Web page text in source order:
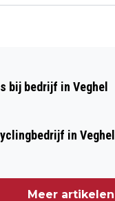
bij bedrijf in Veghel
in Veghel
Meer artikelen